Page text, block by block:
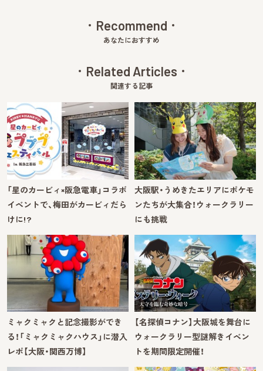
Recommend
あなたにおすすめ
Related Articles
関連する記事
「星のカービィ×阪急電車」コラボ
イベントで、梅田がカービィだら
けに!?
大阪駅・うめきたエリアにポケモ
ンたちが大集合！ウォークラリー
にも挑戦
ミャクミャクと記念撮影ができ
る！「ミャクミャクハウス」に潜入
レポ【大阪・関西万博】
【名探偵コナン】大阪城を舞台に
ウォークラリー型謎解きイベン
トを期間限定開催！